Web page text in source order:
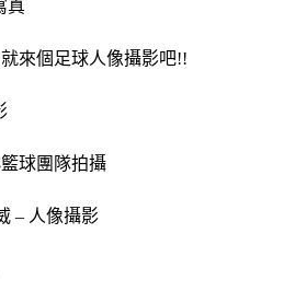
真
來個足球人像攝影吧!!
球團隊拍攝
– 人像攝影